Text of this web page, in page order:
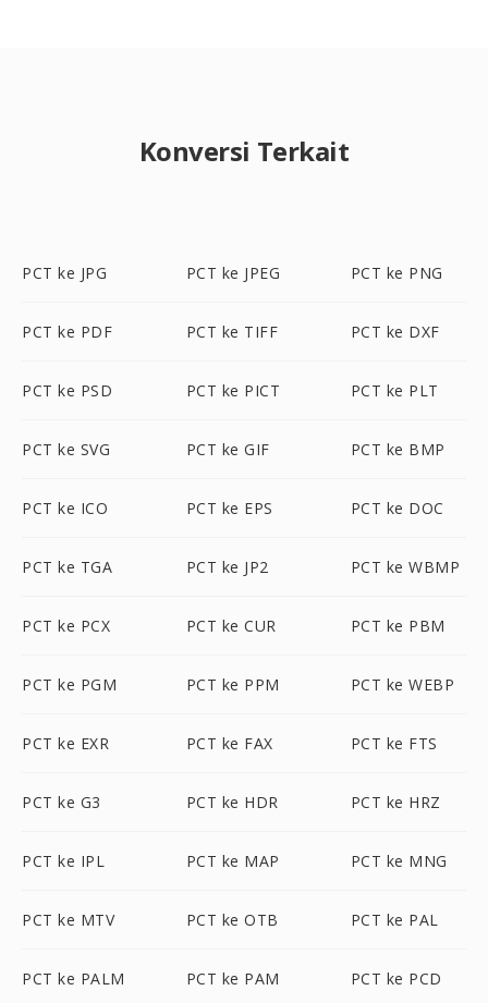
Konversi Terkait
PCT ke JPG PCT ke JPEG PCT ke PNG
PCT ke PDF PCT ke TIFF PCT ke DXF
PCT ke PSD PCT ke PICT PCT ke PLT
PCT ke SVG PCT ke GIF PCT ke BMP
PCT ke ICO PCT ke EPS PCT ke DOC
PCT ke TGA PCT ke JP2 PCT ke WBMP
PCT ke PCX PCT ke CUR PCT ke PBM
PCT ke PGM PCT ke PPM PCT ke WEBP
PCT ke EXR PCT ke FAX PCT ke FTS
PCT ke G3 PCT ke HDR PCT ke HRZ
PCT ke IPL PCT ke MAP PCT ke MNG
PCT ke MTV PCT ke OTB PCT ke PAL
PCT ke PALM PCT ke PAM PCT ke PCD